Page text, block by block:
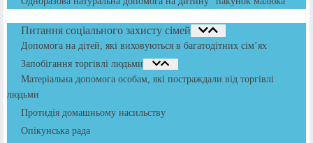
Питання соціального захисту сімей
Допомога на дітей, які виховуються в багатодітних сім’ях
Запобігання торгівлі людьми
Матеріальна допомога особам, які постраждали від торгівлі
людьми
Протидія домашньому насильству
Опікунська рада